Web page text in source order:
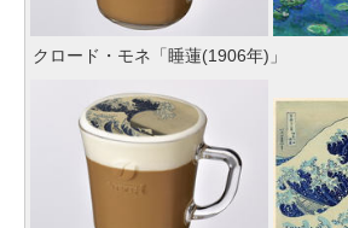
クロード・モネ「睡蓮(1906年)」